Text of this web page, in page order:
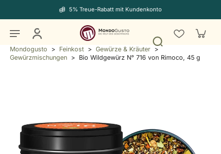
5% Treue-Rabatt mit Kundenkonto
Mondogusto > Feinkost > Gewürze & Kräuter >
Gewürzmischungen > Bio Wildgewürz N° 716 von Rimoco, 45 g